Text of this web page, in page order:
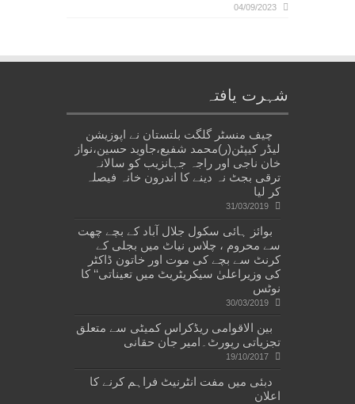
04/09/2023
شہرت یافتہ
چیف منسٹر گلگت بلتستان نے اپوزیشن
لیڈر کیپٹن(ر)محمد شفیع،جاوید حسین،نواز
خان ناجی اور راجہ جہانزیب کو سالانہ
ترقی بجٹ نہ دینے کا اندرون خانہ فیصلہ
کر لیا
31/03/2019
بوائز ہائی سکول جلال آباد کے بچے چھت
سے محروم ، چلاس نیاٹ میں بجلی کے
کرنٹ سے بچے کی موت اور خاتون ڈاکٹر
کی وزیراعلیٰ سیکریٹریٹ میں تعیناتی‘‘ کا
نوٹس
30/03/2019
بین الاقوامی ریڈکراس کمیٹی سے متعلق
تجزیاتی رپورٹ۔امیر جان حقانی
19/10/2017
دبئی میں مفت انٹرنیٹ فراہم کرنے کا
اعلان